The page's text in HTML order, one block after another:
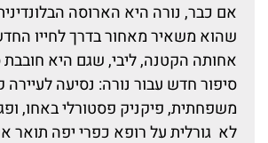
אם כבר, נורה היא הארוסה
שהוא משאיר מאחור בדרך לחייו
אחותה הקטנה, ליבי, שגם היא חובבת
סיפור חדש עבור נורה: נסיעה
משפחתית, פיקניק פסטורלי באחו,
לא גורלית על רופא כפרי יפה תואר